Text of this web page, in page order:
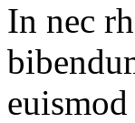
In nec